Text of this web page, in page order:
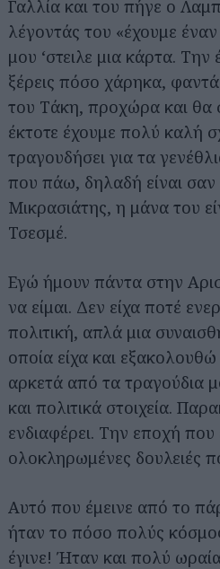
Γαλλία και του πήγε ο
λέγοντάς του «έχουμε
μου ‘στειλε μια κάρτα. Την
ξέρεις πόσο χάρηκα,
του Τάκη, προχώρα και θα
έκτοτε έχουμε πολύ καλή
τραγουδήσει για τα
που πάω, δηλαδή είναι
Μικρασιάτης, η μάνα του
Τσεσμέ.
Εγώ ήμουν πάντα στην
να είμαι. Δεν είχα ποτέ
πολιτική, απλά μια
οποία είχα και
αρκετά από τα τραγούδια
και πολιτικά στοιχεία.
ενδιαφέρει. Την εποχή που
ολοκληρωμένες δουλειές
Αυτό που έμεινε από το
ήταν το πόσο πολύς
έγινε! Ήταν και πολύ